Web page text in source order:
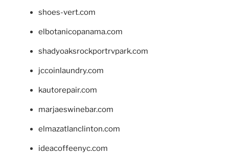
shoes-vert.com
elbotanicopanama.com
shadyoaksrockportrvpark.com
jccoinlaundry.com
kautorepair.com
marjaeswinebar.com
elmazatlanclinton.com
ideacoffeenyc.com